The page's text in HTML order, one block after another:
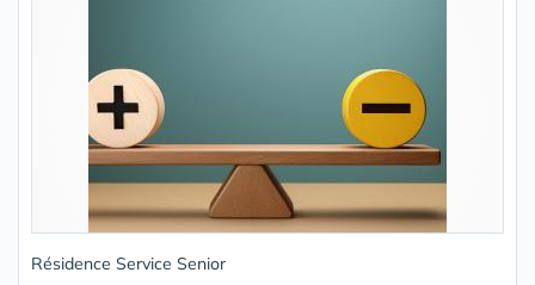
Résidence Service Senior